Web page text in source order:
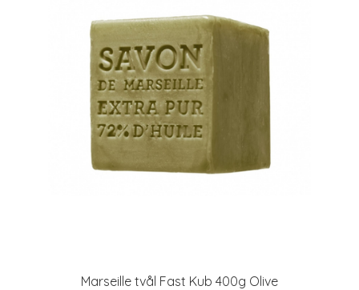
Marseille tvål Fast Kub 400g Olive